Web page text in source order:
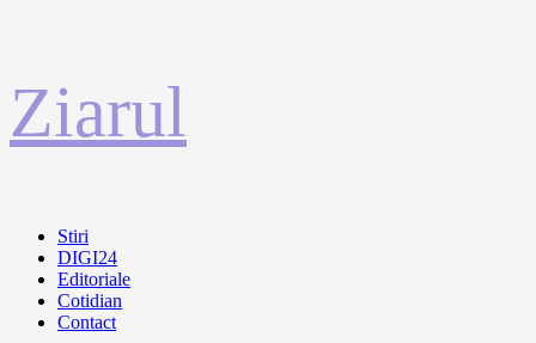
la
conținut
Ziarul
Primary
Menu
Stiri
DIGI24
Editoriale
Cotidian
Contact